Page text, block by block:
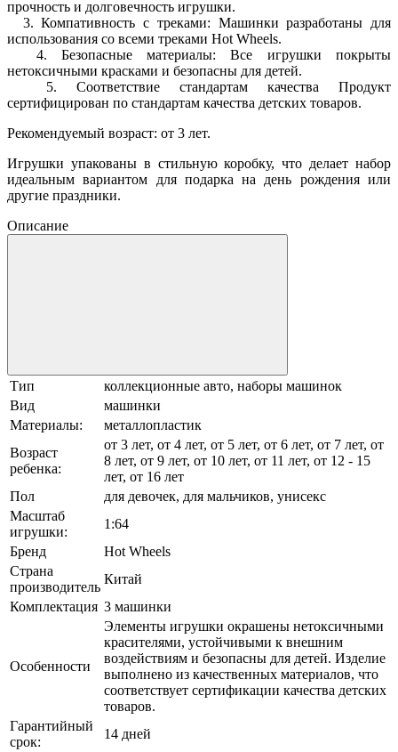
прочность и долговечность игрушки.
3. Компативность с треками: Машинки разработаны для
использования со всеми треками Hot Wheels.
4. Безопасные материалы: Все игрушки покрыты
нетоксичными красками и безопасны для детей.
5. Соответствие стандартам качества Продукт
сертифицирован по стандартам качества детских товаров.
Рекомендуемый возраст: от 3 лет.
Игрушки упакованы в стильную коробку, что делает набор
идеальным вариантом для подарка на день рождения или
другие праздники.
Описание
Тип
коллекционные авто, наборы машинок
Вид
машинки
Материалы:
металлопластик
Возраст
ребенка:
от 3 лет, от 4 лет, от 5 лет, от 6 лет, от 7 лет, от
8 лет, от 9 лет, от 10 лет, от 11 лет, от 12 - 15
лет, от 16 лет
Пол
для девочек, для мальчиков, унисекс
Масштаб
игрушки:
1:64
Бренд
Hot Wheels
Страна
производитель
Китай
Комплектация 3 машинки
Особенности
Элементы игрушки окрашены нетоксичными
красителями, устойчивыми к внешним
воздействиям и безопасны для детей. Изделие
выполнено из качественных материалов, что
соответствует сертификации качества детских
товаров.
Гарантийный
срок:
14 дней